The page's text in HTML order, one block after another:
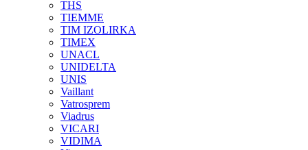
THS
TIEMME
TIM IZOLIRKA
TIMEX
UNACL
UNIDELTA
UNIS
Vaillant
Vatrosprem
Viadrus
VICARI
VIDIMA